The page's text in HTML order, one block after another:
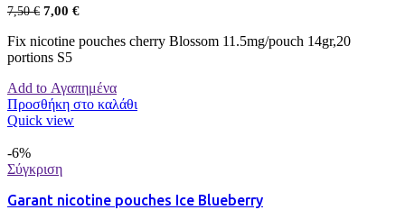
7,50€ 7,00 €
Fix nicotine pouches cherry Blossom 11.5mg/pouch 14gr,20
portions S5
Add to Αγαπημένα
Προσθήκη στο καλάθι
Quick view
-6%
Σύγκριση
Garant nicotine pouches Ice Blueberry